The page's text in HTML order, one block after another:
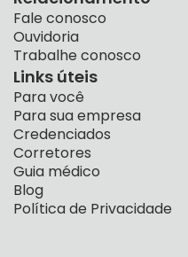
Fale conosco
Ouvidoria
Trabalhe conosco
Links úteis
Para você
Para sua empresa
Credenciados
Corretores
Guia médico
Blog
Política de Privacidade